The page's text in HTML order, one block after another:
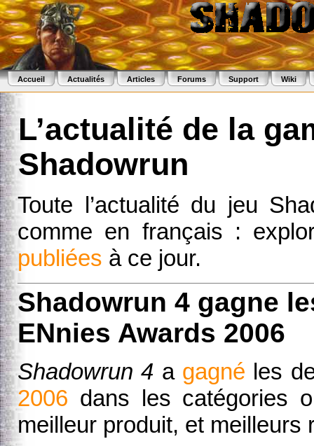
Accueil Actualités Articles Forums Support Wiki
L’actualité de la
Shadowrun
Toute l’actualité du jeu
comme en français :
publiées à ce jour.
Shadowrun 4 gagne
ENnies Awards 2006
Shadowrun 4 a gagné les
2006 dans les catégories
meilleur produit, et meilleurs